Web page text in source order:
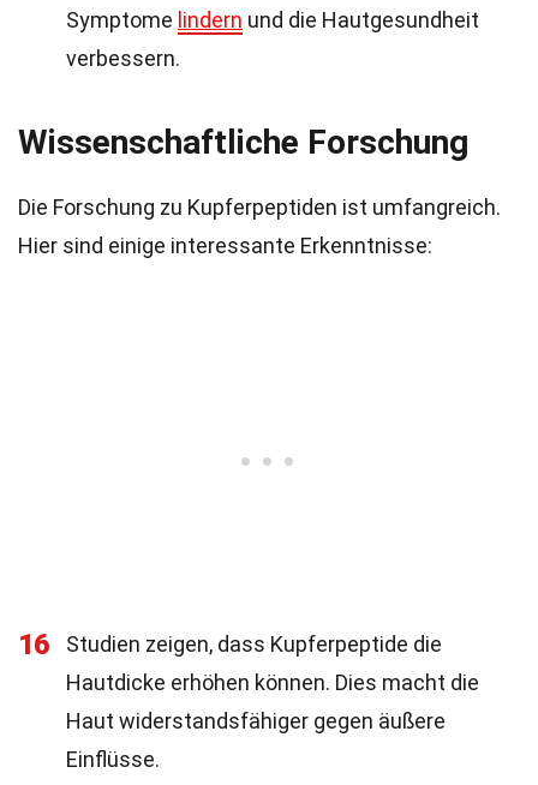
Symptome lindern und die Hautgesundheit
verbessern.
Wissenschaftliche Forschung
Die Forschung zu Kupferpeptiden ist umfangreich.
Hier sind einige interessante Erkenntnisse:
16
Studien zeigen, dass Kupferpeptide die
Hautdicke erhöhen können. Dies macht die
Haut widerstandsfähiger gegen äußere
Einflüsse.